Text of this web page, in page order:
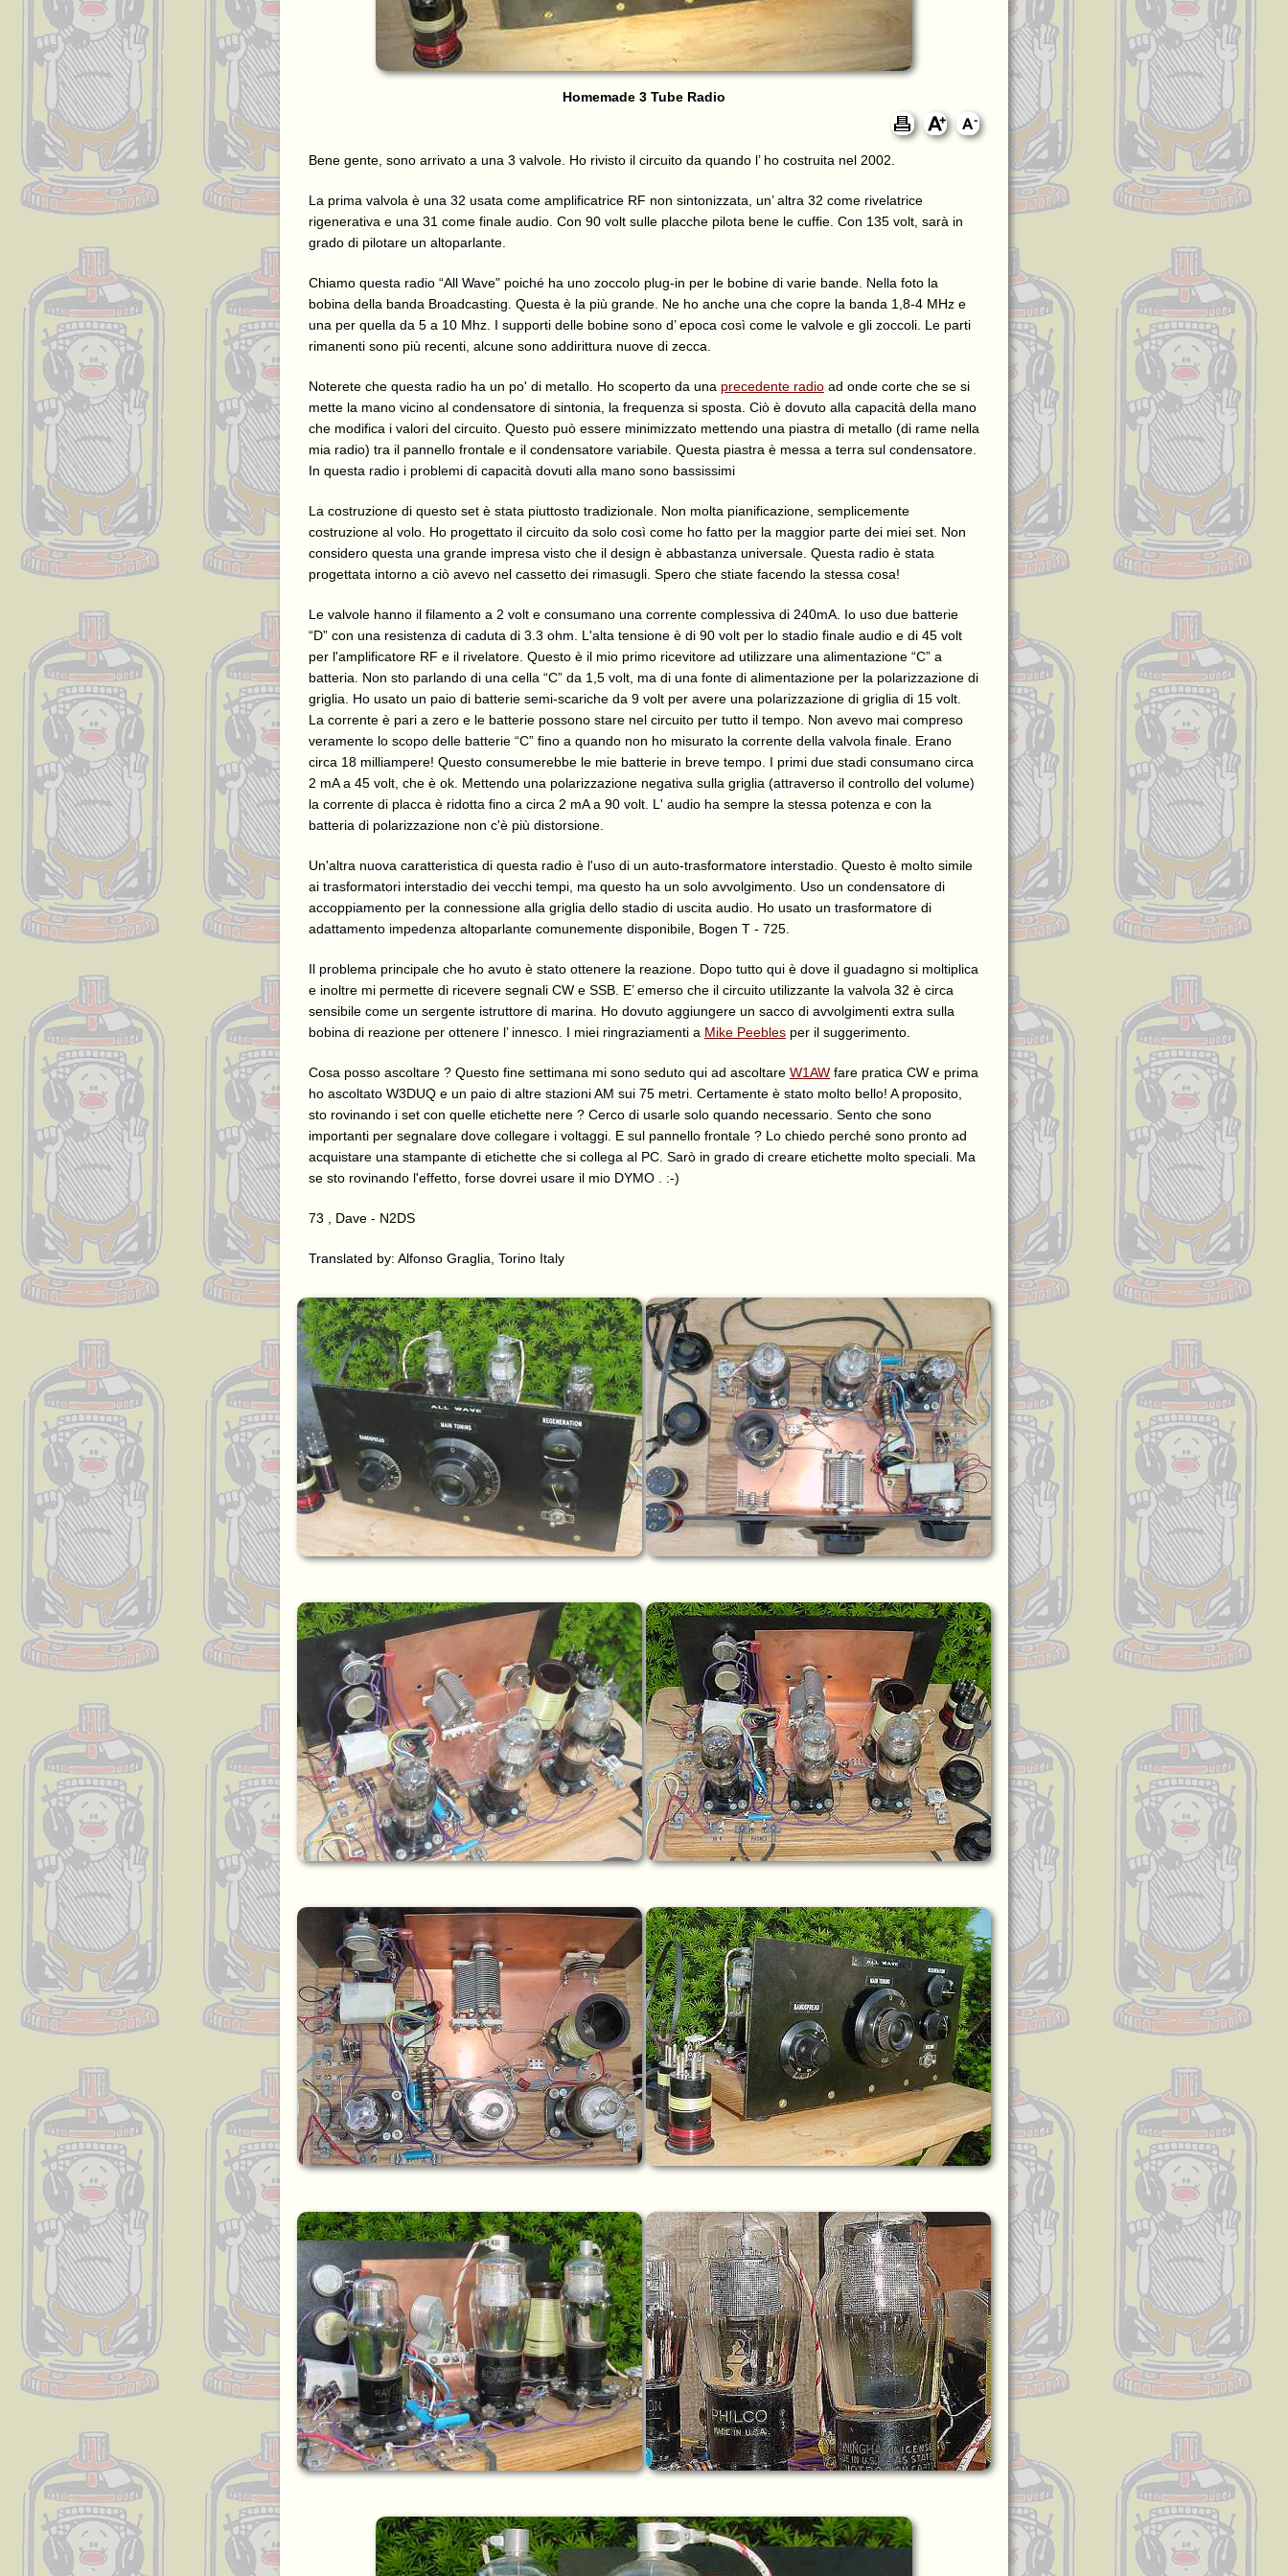
Homemade 3 Tube Radio
Bene gente, sono arrivato a una 3 valvole. Ho rivisto il circuito da quando l’ ho costruita nel 2002.
La prima valvola è una 32 usata come amplificatrice RF non sintonizzata, un’ altra 32 come rivelatrice
rigenerativa e una 31 come finale audio. Con 90 volt sulle placche pilota bene le cuffie. Con 135 volt, sarà in
grado di pilotare un altoparlante.
Chiamo questa radio “All Wave" poiché ha uno zoccolo plug-in per le bobine di varie bande. Nella foto la
bobina della banda Broadcasting. Questa è la più grande. Ne ho anche una che copre la banda 1,8-4 MHz e
una per quella da 5 a 10 Mhz. I supporti delle bobine sono d’ epoca così come le valvole e gli zoccoli. Le parti
rimanenti sono più recenti, alcune sono addirittura nuove di zecca.
Noterete che questa radio ha un po' di metallo. Ho scoperto da una precedente radio ad onde corte che se si
mette la mano vicino al condensatore di sintonia, la frequenza si sposta. Ciò è dovuto alla capacità della mano
che modifica i valori del circuito. Questo può essere minimizzato mettendo una piastra di metallo (di rame nella
mia radio) tra il pannello frontale e il condensatore variabile. Questa piastra è messa a terra sul condensatore.
In questa radio i problemi di capacità dovuti alla mano sono bassissimi
La costruzione di questo set è stata piuttosto tradizionale. Non molta pianificazione, semplicemente
costruzione al volo. Ho progettato il circuito da solo così come ho fatto per la maggior parte dei miei set. Non
considero questa una grande impresa visto che il design è abbastanza universale. Questa radio è stata
progettata intorno a ciò avevo nel cassetto dei rimasugli. Spero che stiate facendo la stessa cosa!
Le valvole hanno il filamento a 2 volt e consumano una corrente complessiva di 240mA. Io uso due batterie
“D” con una resistenza di caduta di 3.3 ohm. L'alta tensione è di 90 volt per lo stadio finale audio e di 45 volt
per l'amplificatore RF e il rivelatore. Questo è il mio primo ricevitore ad utilizzare una alimentazione “C” a
batteria. Non sto parlando di una cella “C” da 1,5 volt, ma di una fonte di alimentazione per la polarizzazione di
griglia. Ho usato un paio di batterie semi-scariche da 9 volt per avere una polarizzazione di griglia di 15 volt.
La corrente è pari a zero e le batterie possono stare nel circuito per tutto il tempo. Non avevo mai compreso
veramente lo scopo delle batterie “C” fino a quando non ho misurato la corrente della valvola finale. Erano
circa 18 milliampere! Questo consumerebbe le mie batterie in breve tempo. I primi due stadi consumano circa
2 mA a 45 volt, che è ok. Mettendo una polarizzazione negativa sulla griglia (attraverso il controllo del volume)
la corrente di placca è ridotta fino a circa 2 mA a 90 volt. L' audio ha sempre la stessa potenza e con la
batteria di polarizzazione non c'è più distorsione.
Un'altra nuova caratteristica di questa radio è l'uso di un auto-trasformatore interstadio. Questo è molto simile
ai trasformatori interstadio dei vecchi tempi, ma questo ha un solo avvolgimento. Uso un condensatore di
accoppiamento per la connessione alla griglia dello stadio di uscita audio. Ho usato un trasformatore di
adattamento impedenza altoparlante comunemente disponibile, Bogen T - 725.
Il problema principale che ho avuto è stato ottenere la reazione. Dopo tutto qui è dove il guadagno si moltiplica
e inoltre mi permette di ricevere segnali CW e SSB. E’ emerso che il circuito utilizzante la valvola 32 è circa
sensibile come un sergente istruttore di marina. Ho dovuto aggiungere un sacco di avvolgimenti extra sulla
bobina di reazione per ottenere l’ innesco. I miei ringraziamenti a Mike Peebles per il suggerimento.
Cosa posso ascoltare ? Questo fine settimana mi sono seduto qui ad ascoltare W1AW fare pratica CW e prima
ho ascoltato W3DUQ e un paio di altre stazioni AM sui 75 metri. Certamente è stato molto bello! A proposito,
sto rovinando i set con quelle etichette nere ? Cerco di usarle solo quando necessario. Sento che sono
importanti per segnalare dove collegare i voltaggi. E sul pannello frontale ? Lo chiedo perché sono pronto ad
acquistare una stampante di etichette che si collega al PC. Sarò in grado di creare etichette molto speciali. Ma
se sto rovinando l'effetto, forse dovrei usare il mio DYMO . :-)
73 , Dave - N2DS
Translated by: Alfonso Graglia, Torino Italy